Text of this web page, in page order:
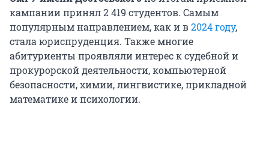
кампании принял 2 419 студентов. Самым
популярным направлением, как и в2024 году,
стала юриспруденция. Также многие
абитуриенты проявляли интерес к судебной и
прокурорской деятельности, компьютерной
безопасности, химии, лингвистике, прикладной
математике и психологии.